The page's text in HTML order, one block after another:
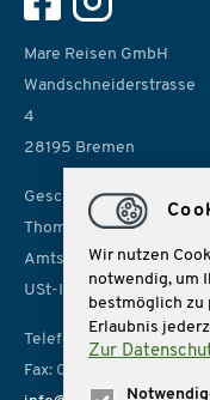
Mare Reisen GmbH
Wandschneiderstrasse
4
28195 Bremen
Geschäftsführer:
Thomas Rolf, Sonja Lübbe
Amtsgericht Bremen,
USt-IdNr. DE 157814926
Telefon: 0421 162162
Fax: 0421 1621666
Wir nutzen
notwendig, um
bestmöglich zu
Erlaubnis
Zur